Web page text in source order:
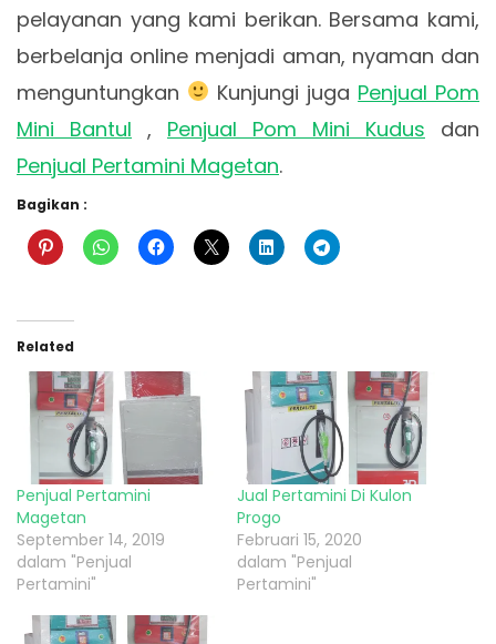
pelayanan yang kami berikan. Bersama kami,
berbelanja online menjadi aman, nyaman dan
menguntungkan
Kunjungi juga Penjual Pom
Mini Bantul , Penjual Pom Mini Kudus dan
Penjual Pertamini Magetan.
Bagikan :
Related
Penjual Pertamini
Magetan
September 14, 2019
dalam "Penjual
Pertamini"
Jual Pertamini Di Kulon
Progo
Februari 15, 2020
dalam "Penjual
Pertamini"